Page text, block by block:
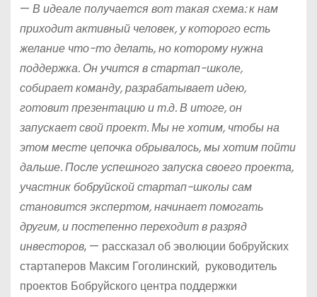
— В идеале получается вот такая схема: к нам
приходит активный человек, у которого есть
желание что-то делать, но которому нужна
поддержка. Он учится в стартап-школе,
собирает команду, разрабатывает идею,
готовит презентацию и т.д. В итоге, он
запускает свой проект. Мы не хотим, чтобы на
этом месте цепочка обрывалось, мы хотим пойти
дальше. После успешного запуска своего проекта,
участник бобруйской стартап-школы сам
становится экспертом, начинает помогать
другим, и постепенно переходит в разряд
инвесторов, — рассказал об эволюции бобруйских
стартаперов Максим Гоголинский, руководитель
проектов Бобруйского центра поддержки